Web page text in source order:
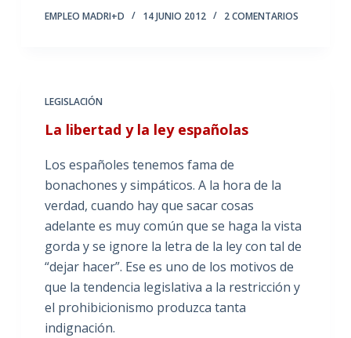
EMPLEO MADRI+D 14 JUNIO 2012 2 COMENTARIOS
LEGISLACIÓN
La libertad y la ley españolas
Los españoles tenemos fama de
bonachones y simpáticos. A la hora de la
verdad, cuando hay que sacar cosas
adelante es muy común que se haga la vista
gorda y se ignore la letra de la ley con tal de
“dejar hacer”. Ese es uno de los motivos de
que la tendencia legislativa a la restricción y
el prohibicionismo produzca tanta
indignación.